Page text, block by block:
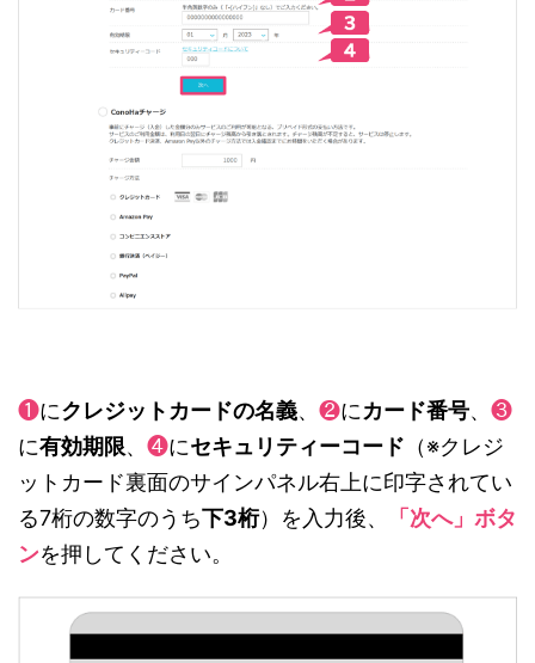
❶にクレジットカードの名義、 ❷にカード番号、 ❸
に有効期限、 ❹にセキュリティーコード （※クレジ
ットカード裏面のサインパネル右上に印字されてい
る7桁の数字のうち下3桁）を入力後、
「次へ」ボタ
ンを押してください。